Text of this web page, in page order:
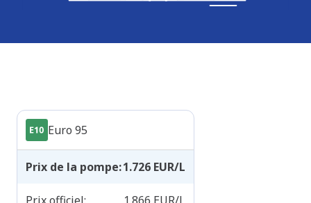
Euro 95
Prix de la pompe:1.726 EUR/L